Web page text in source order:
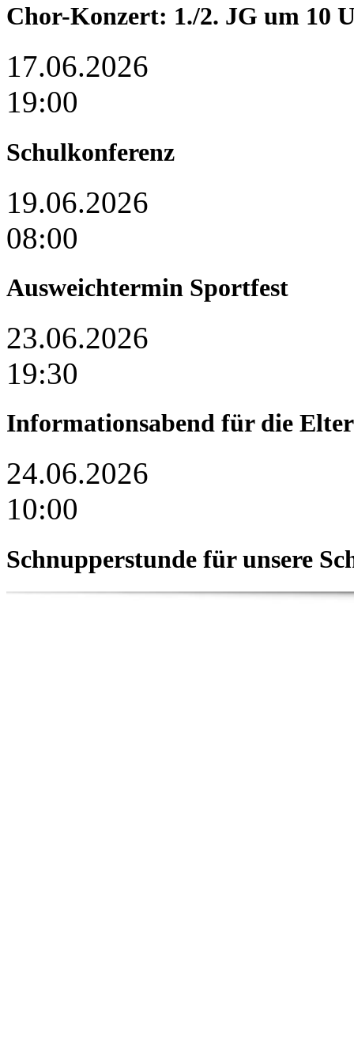
Chor-Konzert: 1./2. JG um 10
17.06.2026
19:00
Schulkonferenz
19.06.2026
08:00
Ausweichtermin Sportfest
23.06.2026
19:30
Informationsabend für die
24.06.2026
10:00
Schnupperstunde für unsere